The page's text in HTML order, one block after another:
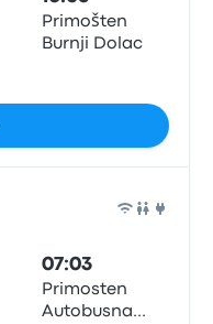
Primošten
Burnji Dolac
07:03
Primosten
Autobusna